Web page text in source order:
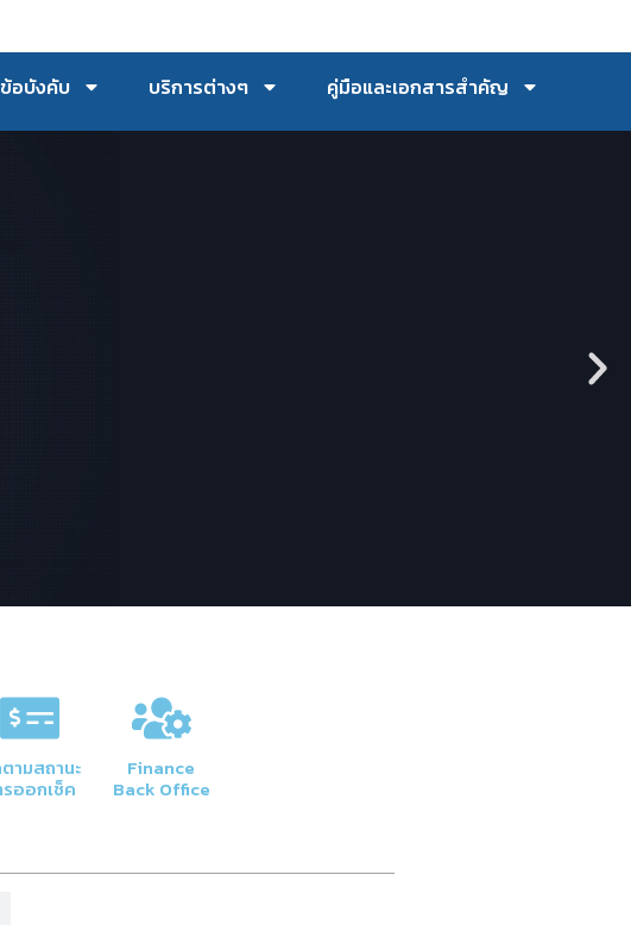
อบังคับ บริการต่างๆ คู่มือและเอกสารสำคัญ
ามสถานะ
ออกเช็ค
Finance
Back Office